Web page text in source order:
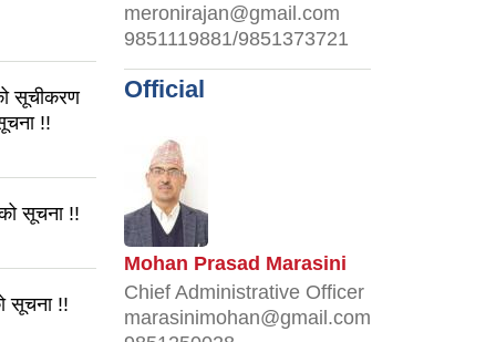
सूचीकरण
!!
सूचना !!
सूचना !!
meronirajan@gmail.com
9851119881/9851373721
Official
Mohan Prasad Marasini
Chief Administrative Officer
marasinimohan@gmail.com